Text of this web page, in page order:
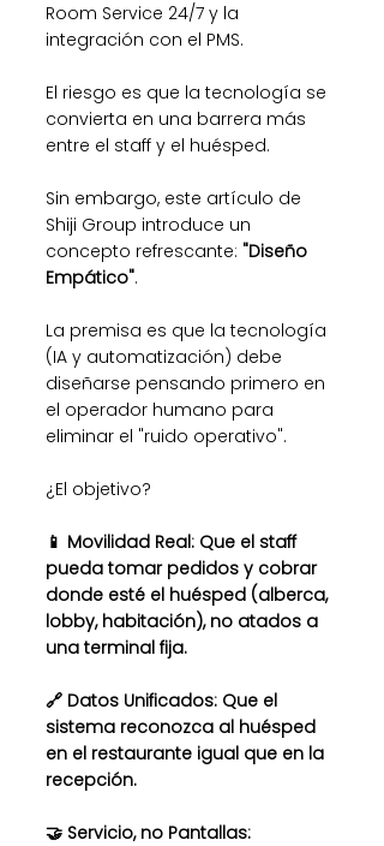
Room Service 24/7 y la
integración con el PMS.
El riesgo es que la tecnología se
convierta en una barrera más
entre el staff y el huésped.
Sin embargo, este artículo de
Shiji Group introduce un
concepto refrescante: "Diseño
Empático".
La premisa es que la tecnología
(IA y automatización) debe
diseñarse pensando primero en
el operador humano para
eliminar el "ruido operativo".
¿El objetivo?
📱 Movilidad Real: Que el staff
pueda tomar pedidos y cobrar
donde esté el huésped (alberca,
lobby, habitación), no atados a
una terminal fija.
🔗 Datos Unificados: Que el
sistema reconozca al huésped
en el restaurante igual que en la
recepción.
🤝 Servicio, no Pantallas: